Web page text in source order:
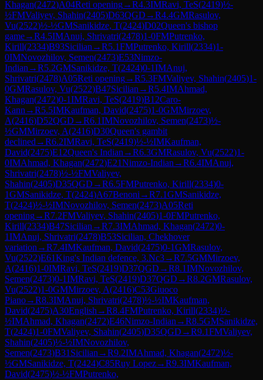
Khagan(2472)A04Reti opening→R4.3IMRavi, TeS(2419)½-
½FMValiyev, Shahin(2405)D63QGD →R4.4GMRasulov,
Vu(2522)½-½GMSanikidze, T(2424)D02Queen's bishop
game→R4.5IMAnuj, Shrivatri(2478)1-0FMPutrenko,
Kirill(2334)B93Sicilian →R5.1FMPutrenko, Kirill(2334)1-
0IMNovozhilov, Semen(2473)E53Nimzo-
Indian →R5.2GMSanikidze, T(2424)0-1IMAnuj,
Shrivatri(2478)A05Reti opening→R5.3FMValiyev, Shahin(2405)1-
0GMRasulov, Vu(2522)B47Sicilian →R5.4IMAhmad,
Khagan(2472)0-1IMRavi, TeS(2419)B12Caro-
Kann →R5.5IMKaufman, David(2475)1-0GMMirzoev,
A(2416)D52QGD →R6.1IMNovozhilov, Semen(2473)½-
½GMMirzoev, A(2416)D30Queen's gambit
declined →R6.2IMRavi, TeS(2419)½-½IMKaufman,
David(2475)E12Queen's Indian →R6.3GMRasulov, Vu(2522)1-
0IMAhmad, Khagan(2472)E21Nimzo-Indian →R6.4IMAnuj,
Shrivatri(2478)½-½FMValiyev,
Shahin(2405)D35QGD →R6.5FMPutrenko, Kirill(2334)0-
1GMSanikidze, T(2424)A67Benoni →R7.1GMSanikidze,
T(2424)½-½IMNovozhilov, Semen(2473)A05Reti
opening→R7.2FMValiyev, Shahin(2405)1-0FMPutrenko,
Kirill(2334)B47Sicilian →R7.3IMAhmad, Khagan(2472)0-
1IMAnuj, Shrivatri(2478)B53Sicilian, Chekhover
variation →R7.4IMKaufman, David(2475)0-1GMRasulov,
Vu(2522)E61King's Indian defence, 3.Nc3→R7.5GMMirzoev,
A(2416)1-0IMRavi, TeS(2419)D37QGD →R8.1IMNovozhilov,
Semen(2473)0-1IMRavi, TeS(2419)D37QGD →R8.2GMRasulov,
Vu(2522)1-0GMMirzoev, A(2416)C53Giuoco
Piano→R8.3IMAnuj, Shrivatri(2478)½-½IMKaufman,
David(2475)A30English →R8.4FMPutrenko, Kirill(2334)½-
½IMAhmad, Khagan(2472)E46Nimzo-Indian →R8.5GMSanikidze,
T(2424)1-0FMValiyev, Shahin(2405)D35QGD →R9.1FMValiyev,
Shahin(2405)½-½IMNovozhilov,
Semen(2473)B31 Sicilian →R9.2IMAhmad, Khagan(2472)½-
½GMSanikidze, T(2424)C85Ruy Lopez→R9.3IMKaufman,
David(2475)½-½FMPutrenko,